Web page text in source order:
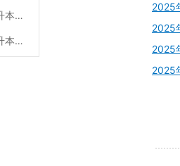
湖南医药学院2026年专升本招生计划正式
长沙师范学院2026年专升本招生计划正式
2025
2025
2025
2025